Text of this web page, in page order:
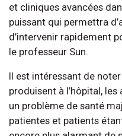
et cliniques avancées
puissant qui permettra
d’intervenir rapidement
le professeur Sun.
Il est intéressant de
produisent à l’hôpital,
un problème de santé
patientes et patients